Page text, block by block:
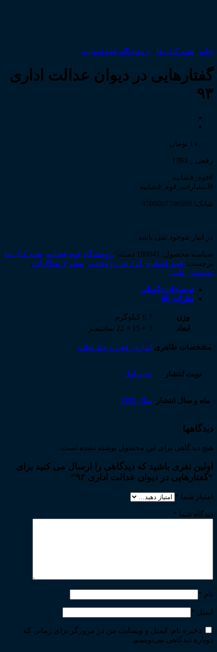
خانه / همه‌ـ‌کتاب‌ها / پژوهشگاه قوه قضاییه
گفتارهایی در دیوان عدالت اداری
۹۳
۱۷,۰۰۰ تومان
رقعی _ 1393
#قوه_قضاییه
#انتشارات_قوه_قضاییه
شابک: 9786007706589
در انبار موجود نمی باشد
شناسه محصول: 100041 دسته: پژوهشگاه قوه قضاییه, همه‌ـ‌کتاب‌ها
برچسب: قوه_قضاییه, گزارش_پژوهشی, مشرح_مذاکرات,
نشست_علمی
توضیحات تکمیلی
نظرات (0)
وزن
0.7 کیلوگرم
ابعاد
3 × 15 × 22 سانتیمتر
مشخصات ظاهری اندازه رقعی – جلد ساده
نوبت انتشار چاپ اول
ماه و سال انتشار سال 1395
دیدگاهها
هیچ دیدگاهی برای این محصول نوشته نشده است.
اولین نفری باشید که دیدگاهی را ارسال می کنید برای
“گفتارهایی در دیوان عدالت اداری ۹۳”
امتیاز شما *
دیدگاه شما *
نام *
ایمیل *
ذخیره نام، ایمیل و وبسایت من در مرورگر برای زمانی که
دوباره دیدگاهی می‌نویسم.